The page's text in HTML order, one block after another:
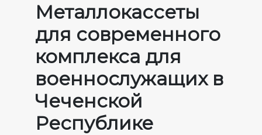
Металлокассеты
для современного
комплекса для
военнослужащих в
Чеченской
Республике